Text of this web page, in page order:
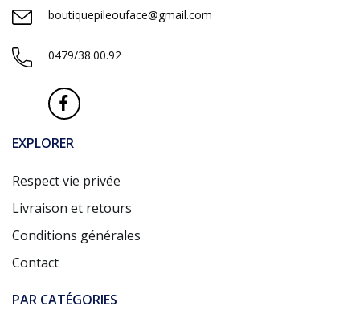
boutiquepileouface@gmail.com
0479/38.00.92
EXPLORER
Respect vie privée
Livraison et retours
Conditions générales
Contact
PAR CATÉGORIES